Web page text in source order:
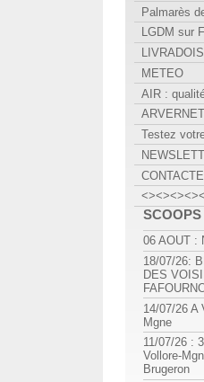
Palmarès
LGDM sur
METEO
AIR :
ARVERNET
Testez
SCOOPS
06 AOUT :
18/07/26:
DES
14/07/26 A
Mgne
11/07/26 :
Vollore-
Brugeron